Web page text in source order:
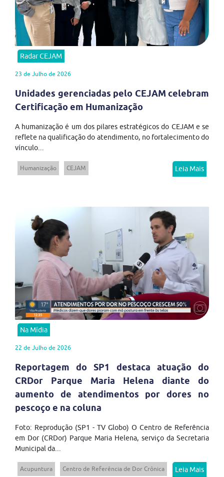
Radar CEJAM
23 de Julho de 2026
Unidades gerenciadas pelo CEJAM celebram
Certificação em Humanização
A humanização é um dos pilares estratégicos do CEJAM e se
reflete na qualificação do atendimento, no fortalecimento do
vínculo...
Humanização CEJAM Leia Mais
Na Mídia
22 de Julho de 2026
Reportagem do SP1 destaca atuação do
CRDor Parque Maria Helena diante do
aumento de atendimentos por dores no
pescoço e na coluna
Foto: Reprodução (SP1 - TV Globo) O Centro de Referência
em Dor (CRDor) Parque Maria Helena, serviço da Secretaria
Municipal da...
Acupuntura Centro de Referência de Dor Crônica Leia Mais